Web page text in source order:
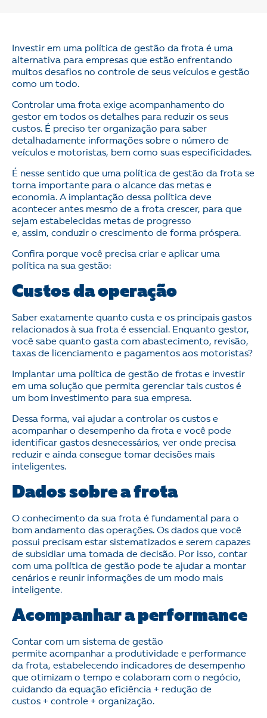
Investir em uma política de gestão da frota é uma
alternativa para empresas que estão enfrentando
muitos desafios no controle de seus veículos e gestão
como um todo.
Controlar uma frota exige acompanhamento do
gestor em todos os detalhes para reduzir os seus
custos. É preciso ter organização para saber
detalhadamente informações sobre o número de
veículos e motoristas, bem como suas especificidades.
É nesse sentido que uma política de gestão da frota se
torna importante para o alcance das metas e
economia. A implantação dessa política deve
acontecer antes mesmo de a frota crescer, para que
sejam estabelecidas metas de progresso
e, assim, conduzir o crescimento de forma próspera.
Confira porque você precisa criar e aplicar uma
política na sua gestão:
Custos da operação
Saber exatamente quanto custa e os principais gastos
relacionados à sua frota é essencial. Enquanto gestor,
você sabe quanto gasta com abastecimento, revisão,
taxas de licenciamento e pagamentos aos motoristas?
Implantar uma política de gestão de frotas e investir
em uma solução que permita gerenciar tais custos é
um bom investimento para sua empresa.
Dessa forma, vai ajudar a controlar os custos e
acompanhar o desempenho da frota e você pode
identificar gastos desnecessários, ver onde precisa
reduzir e ainda consegue tomar decisões mais
inteligentes.
Dados sobre a frota
O conhecimento da sua frota é fundamental para o
bom andamento das operações. Os dados que você
possui precisam estar sistematizados e serem capazes
de subsidiar uma tomada de decisão. Por isso, contar
com uma política de gestão pode te ajudar a montar
cenários e reunir informações de um modo mais
inteligente.
Acompanhar a performance
Contar com um sistema de gestão
permite acompanhar a produtividade e performance
da frota, estabelecendo indicadores de desempenho
que otimizam o tempo e colaboram com o negócio,
cuidando da equação eficiência + redução de
custos + controle + organização.